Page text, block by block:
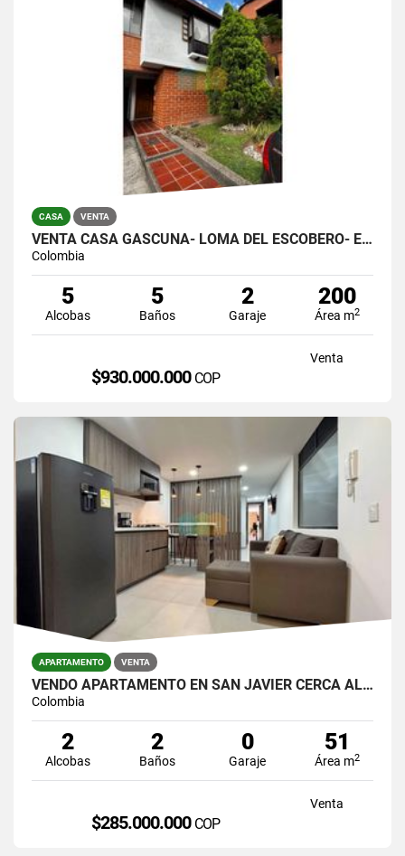
CASA VENTA
VENTA CASA GASCUÑA- LOMA DEL ESCOBERO- ENVIGADO
Colombia
5
Alcobas
5
Baños
2
Garaje
200
Área m2
Venta
$930.000.000 COP
APARTAMENTO VENTA
VENDO APARTAMENTO EN SAN JAVIER CERCA AL METRO
Colombia
2
Alcobas
2
Baños
0
Garaje
51
Área m2
Venta
$285.000.000 COP